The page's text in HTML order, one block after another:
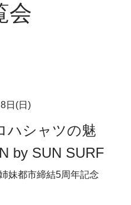
会
日(日)
ハシャツの魅
by SUN SURF
妹都市締結5周年記念